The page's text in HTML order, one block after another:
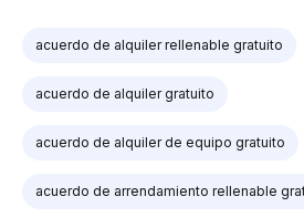
acuerdo de alquiler rellenable gratuito
acuerdo de alquiler gratuito
acuerdo de alquiler de equipo gratuito
acuerdo de arrendamiento rellenable